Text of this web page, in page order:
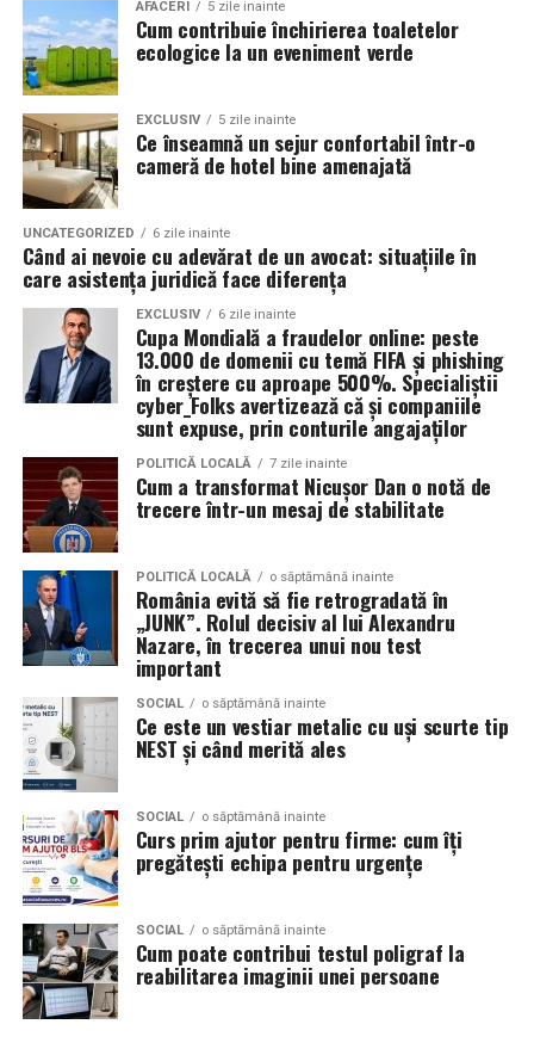
Valoarea 30 indică comportamentul uleiului la
temperatura normală de funcționare a motorului.
Rezultatul este un echilibru foarte bun între protecție și
economie de combustibil.
Pentru ce motoare este recomandat Ravenol VMP
USVO 5W30?
Tipul deulei de motor Ravenol
recomandat pentru numeroase motoare moderne care
necesită un ulei 5W30 cu aprobări OEM specifice.
În funcție de specificațiile constructorului, poate fi
utilizat pe vehicule ale unor mărci precum:
Mercedes-Benz;
Volkswagen;
Audi;
Skoda;
Seat;
Porsche;
Opel;
Ford;
Renault și altele.
Compatibilitatea exactă trebuie verificată întotdeauna
în manualul vehiculului sau în documentația tehnică a
producătorului.
Este potrivit pentru motoarele diesel?
Da.
În plus, prin alegerea facilităților ecologice,
organizatorii unui eveniment pot reduce semnificativ
impactul negativ asupra mediului în comparație cu
soluțiile tradiționale, care sunt mult mai dăunătoare
pentru natură. Astfel, toaletele ecologice contribuie la
promovarea unui comportament responsabil din punct
de vedere ecologic și ajută la protejarea resurselor
naturale.
Impactul pozitiv asupra imaginii evenimentului
Alegerea unor soluții ecologice, precum tipul ecologic
de toaletă, poate aduce beneficii semnificative imaginii
unui eveniment. Într-o eră în care participanții devin din
ce în ce mai conștienți de problemele de mediu,
organizatorii care aleg să adopte soluții sustenabile, cum
ar fi închirierea toaletelor din gama ecologică, pot
câștiga aprecierea publicului.
Aceasta nu doar că îmbunătățește percepția față de
eveniment, dar poate și atrage mai mulți participanți
care sunt interesați de susținerea unor cauze ecologice.
Promovând un eveniment “verde”, organizatorii pot
atrage atenția asupra angajamentului față de protejarea
mediului și față de responsabilitatea socială.
Participanții vor aprecia cu siguranță faptul că
organizatorii au ales să adopte soluții care protejează
natura. De asemenea, acest lucru poate contribui la
creșterea reputației evenimentului și la creșterea
numărului de participanți în edițiile viitoare.
Confortul participanților
Deși un eveniment verde presupune economii de costuri
și un impact pozitiv asupra mediului, nu trebuie să se
facă compromisuri în ceea ce privește confortul
AFACERI 5 zile inainte
Cum contribuie închirierea toaletelor
ecologice la un eveniment verde
EXCLUSIV 5 zile inainte
Ce înseamnă un sejur confortabil într-o
cameră de hotel bine amenajată
UNCATEGORIZED 6 zile inainte
Când ai nevoie cu adevărat de un avocat: situațiile în
care asistența juridică face diferența
EXCLUSIV 6 zile inainte
Cupa Mondială a fraudelor online: peste
13.000 de domenii cu temă FIFA și phishing
în creștere cu aproape 500%. Specialiștii
cyber_Folks avertizează că și companiile
sunt expuse, prin conturile angajaților
POLITICĂ LOCALĂ 7 zile inainte
Cum a transformat Nicușor Dan o notă de
trecere într-un mesaj de stabilitate
POLITICĂ LOCALĂ o săptămână inainte
România evită să fie retrogradată în
„JUNK”. Rolul decisiv al lui Alexandru
Nazare, în trecerea unui nou test
important
SOCIAL o săptămână inainte
Ce este un vestiar metalic cu uși scurte tip
NEST și când merită ales
SOCIAL o săptămână inainte
Curs prim ajutor pentru firme: cum îți
pregătești echipa pentru urgențe
SOCIAL o săptămână inainte
Cum poate contribui testul poligraf la
reabilitarea imaginii unei persoane